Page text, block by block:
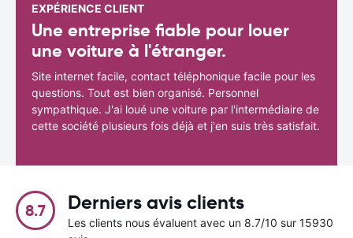
EXPÉRIENCE CLIENT
Une entreprise fiable pour louer
une voiture à l'étranger.
Site internet facile, contact téléphonique facile pour les
questions. Tout est bien organisé. Personnel
sympathique. J'ai loué une voiture par l'intermédiaire de
cette société plusieurs fois déjà et j'en suis très satisfait.
8.7 Derniers avis clients
Les clients nous évaluent avec un 8.7/10 sur 15930